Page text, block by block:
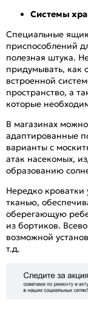
Системы
Специальные
приспособлений
полезная штука.
придумывать, как
встроенной
пространство, а
которые
В магазинах
адаптированные
варианты с
атак насекомых,
образованию
Нередко кроватки
тканью,
оберегающую
из бортиков.
возможной
т.д.